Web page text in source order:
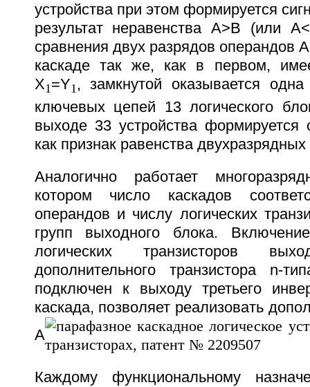
устройства при этом формируется
результат неравенства А>В (или
сравнения двух разрядов операндов
каскаде так же, как в первом,
X1=Y1, замкнутой оказывается
ключевых цепей 13 логического
выходе 33 устройства формируется
как признак равенства
Аналогично работает
котором число каскадов
операндов и числу логических
групп выходного блока.
логических транзисторов
дополнительного транзистора n-
подключен к выходу третьего
каскада, позволяет реализовать
А
Каждому функциональному